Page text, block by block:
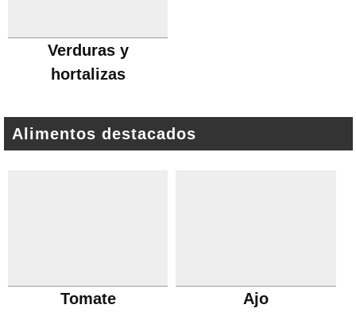
Verduras y
hortalizas
Alimentos destacados
Tomate Ajo